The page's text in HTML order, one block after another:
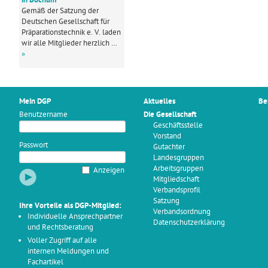
Gemäß der Satzung der
Deutschen Gesellschaft für
Präparationstechnik e. V. laden
wir alle Mitglieder herzlich …
»
Mein DGP
Benutzername
Passwort
Anzeigen
Ihre Vorteile als DGP-Mitglied:
Individuelle Ansprechpartner
und Rechtsberatung
Voller Zugriff auf alle
internen Meldungen und
Fachartikel
Aktuelles
Die Gesellschaft
Geschäftsstelle
Vorstand
Gutachter
Landesgruppen
Arbeitsgruppen
Mitgliedschaft
Verbandsprofil
Satzung
Verbandsordnung
Datenschutzerklärung